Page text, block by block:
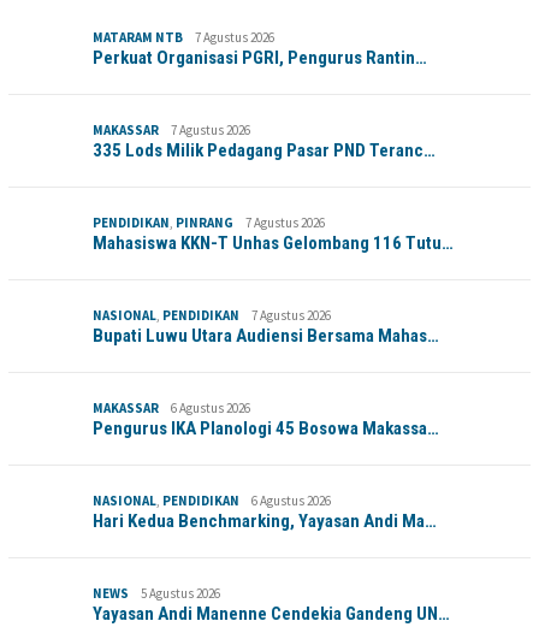
MATARAM NTB 7 Agustus 2026
Perkuat Organisasi PGRI, Pengurus Rantin…
MAKASSAR 7 Agustus 2026
335 Lods Milik Pedagang Pasar PND Teranc…
PENDIDIKAN, PINRANG 7 Agustus 2026
Mahasiswa KKN-T Unhas Gelombang 116 Tutu…
NASIONAL, PENDIDIKAN 7 Agustus 2026
Bupati Luwu Utara Audiensi Bersama Mahas…
MAKASSAR 6 Agustus 2026
Pengurus IKA Planologi 45 Bosowa Makassa…
NASIONAL, PENDIDIKAN 6 Agustus 2026
Hari Kedua Benchmarking, Yayasan Andi Ma…
NEWS 5 Agustus 2026
Yayasan Andi Manenne Cendekia Gandeng UN…